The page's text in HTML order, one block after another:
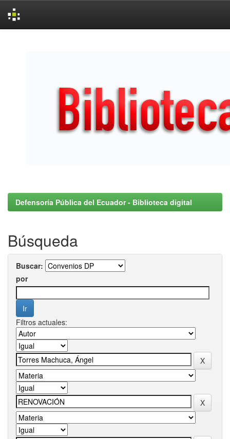
Defensoría Pública del Ecuador - Biblioteca digital
Búsqueda
Buscar:
por
Filtros actuales: